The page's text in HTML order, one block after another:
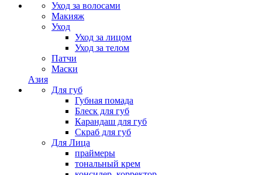
Уход за волосами
Макияж
Уход
Уход за лицом
Уход за телом
Патчи
Маски
Азия
Для губ
Губная помада
Блеск для губ
Карандаш для губ
Скраб для губ
Для Лица
праймеры
тональный крем